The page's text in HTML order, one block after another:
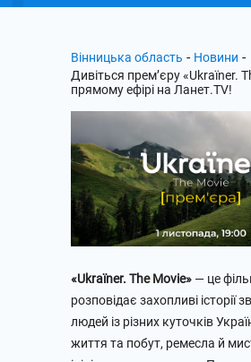
Вінницька область - Новини -
Дивіться прем’єру «Ukraïner.
прямому ефірі на Ланет.TV!
«Ukraïner. The Movie» — це
розповідає захопливі історії
людей із різних куточків
життя та побут, ремесла й